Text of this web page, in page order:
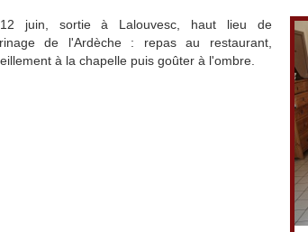
juin, sortie à Lalouvesc, haut lieu de
de l'Ardèche : repas au restaurant,
à la chapelle puis goûter à l'ombre.